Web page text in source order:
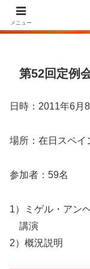
Agrupación para la
第52回定例
日時：2011年6月
場所：在日スペイ
参加者：59名
1）ミゲル・アン
講演
2）概況説明
メニュー